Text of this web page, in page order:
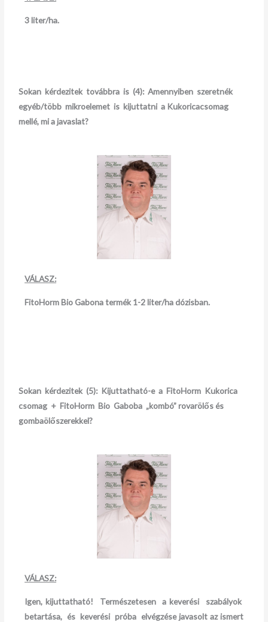
3 liter/ha.
Sokan kérdezitek továbbra is (4):Amennyiben szeretnék
egyéb/több mikroelemet is kijuttatni a Kukoricacsomag
mellé, mi a javaslat?
VÁLASZ:
FitoHorm Bio Gabona termék 1-2 liter/ha dózisban.
Sokan kérdezitek (5): Kijuttatható-e a FitoHorm Kukorica
csomag + FitoHorm Bio Gaboba „kombó”rovarölős és
gombaölőszerekkel?
VÁLASZ:
Igen, kijuttatható! Természetesen a keverési szabályok
betartása, és keverési próba elvégzésejavasolt az ismert